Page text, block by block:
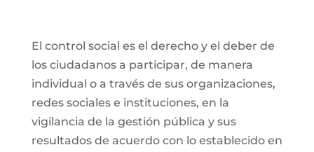
El control social es el derecho y el deber de
los ciudadanos a participar, de manera
individual o a través de sus organizaciones,
redes sociales e instituciones, en la
vigilancia de la gestión pública y sus
resultados de acuerdo con lo establecido en